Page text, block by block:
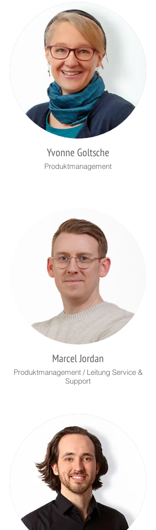
Yvonne Goltsche
Produktmanagement
Marcel Jordan
Produktmanagement / Leitung Service &
Support